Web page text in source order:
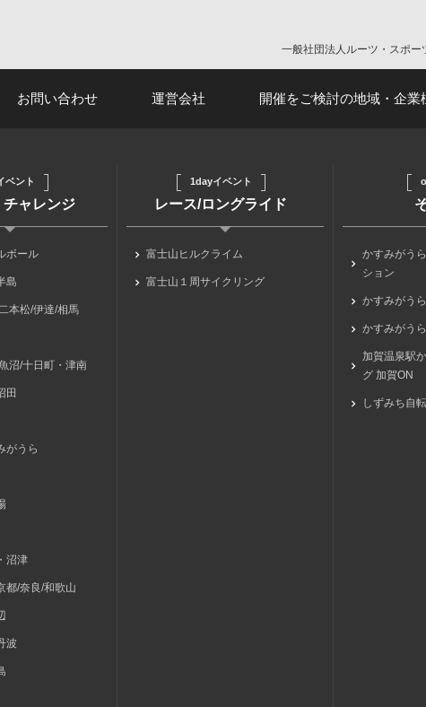
一般社団法人ルーツ・スポー
お問い合わせ 運営会社 開催をご検討の地域・企業
ベント
チャレンジ
ボール
島
本松/伊達/相馬
沼/十日町・津南
田
がうら
沼津
都/奈良/和歌山
波
1dayイベント
レース/ロングライド
富士山ヒルクライム
富士山１周サイクリング
かすみがう
ション
かすみがう
かすみがう
加賀温泉駅
グ 加賀ON
しずみち自